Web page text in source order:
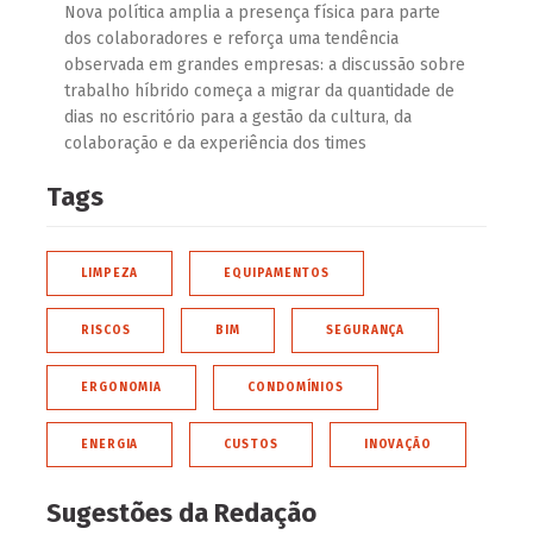
Nova política amplia a presença física para parte
dos colaboradores e reforça uma tendência
observada em grandes empresas: a discussão sobre
trabalho híbrido começa a migrar da quantidade de
dias no escritório para a gestão da cultura, da
colaboração e da experiência dos times
Tags
LIMPEZA EQUIPAMENTOS
RISCOS BIM SEGURANÇA
ERGONOMIA CONDOMÍNIOS
ENERGIA CUSTOS INOVAÇÃO
Sugestões da Redação